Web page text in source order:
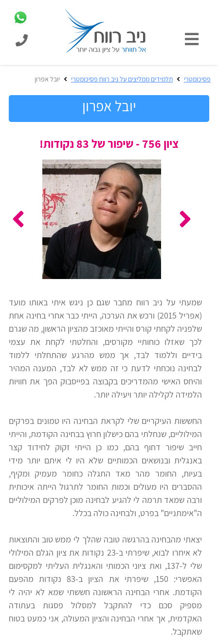
כניסת
תלמידים
לפסיכומטרי
מידע
כללי
קורסי
פסיכומטרי
ממליצים
המוצרים
מבית
רווח
בחינות
הכנה
לצה"ל
וחטיבות
ביניים
הכנה
למבחני
מיון
לעבודה
ניב
רווח
חיפוש
לימודים
פסיכומטרי תלמידים ממליצים על ניב רווח פסיכומטרי יובל אפרון
יובל אפרון
ציון 756 - שיפור של 83 נקודות!
שמעתי על ניב רווח מחבר שגם כן ניגש איתי באותו מועד
(אפריל 2015) ורכש את הערכה, הייתי כבר אחרי בחינה אחת
שלפניה לקחתי קורס והייתי מאוכזב מהציון הראשון, מה שגרם
לכך שאזלו כוחותיי מקורסים, והחלטתי לקחת את עצמי
בידיים וללמוד לבד, אך ממש מהרגע שהתחלתי ללמוד
לבחינה נוכחתי לדעת כי זה ממש לא לבד, המענה המהיר
והיחס האישי מהמדריכים בקבוצה בפייסבוק הפך את חוויות
הלמידה לקלילה יותר ויעילה יותר.
החששות העיקריים שלי לקראת הבחינה היו טמונים בפרקים
המילוליים, שנחלתי בהם כישלון חרוץ בבחינה הקודמת, והייתי
חייב שיפור דחוף בהם, כמו כן הייתי זקוק לחידוד קצר
באנגלית ובנושאים הכמותיים שלא היו לי איתם יותר מידי
בעיות, החומר מהר מאד התגלה כחומר מעמיק ומקיף,
ההסברים היו מעולים וכמות החומר לתרגול הייתה איכותית
ורבה שמאד תרמה לי להגיע לבחינה מוכן לפרקים המילוליים
ה"אימתניים" בפרט, ולבחינה כולה בכלל.
יצאתי מהבחינה בהרגשה טובה שהלך לי ממש טוב והתוצאות
לא איחרו לבוא, שיפרתי ב-23 נקודות את ציון הגלם המילולי
שלי ל-137, ואת ציוני הכמותי והאנגלית העליתי למקסימום
האפשרי: 150, שיפרתי את הציון ב-83 נקודות מהפעם
הקודמת. אחרי הבחינה הראשונה חששתי שמא לא יהיה לי
מספיק סכם כדי להתקבל למסלול פסגות בעתודה
האקדמית, אך אחרי הבחינה והציון המעולה, אני כמעט בטוח
שאתקבל.